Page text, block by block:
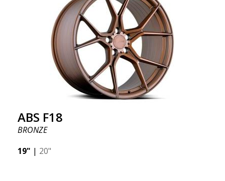
ABS F18
BRONZE
19" | 20"